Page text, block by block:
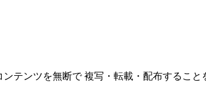
テンツを無断で 複写・転載・配布すること